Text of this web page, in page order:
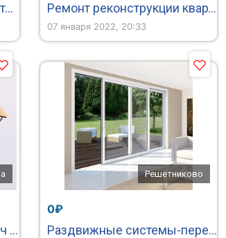
Предлагаю внутреннюю отделку офисов, квартир, дач. Ремонт реконструкции квартир,зданий,офисных помещений
07 января 2022, 20:33
Ремонт квартиры под ключ в Москве. Строительство загородного дома.
Решетниково
0₽
Раздвижные системы-перегородки, балконы, лоджии, входные группы и офисные перегородки